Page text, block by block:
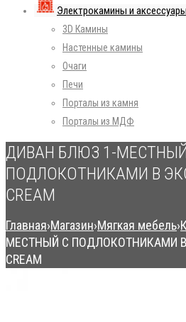
Электрокамины и аксессуары
3D Камины
Настенные камины
Очаги
Печи
Порталы из камня
Порталы из МДФ
ДИВАН БЛЮЗ 1-
ПОДЛОКОТНИКАМИ В
CREAM
Главная›Магазин›Мягкая мебель›
МЕСТНЫЙ С ПОДЛОКОТНИКАМИ
CREAM